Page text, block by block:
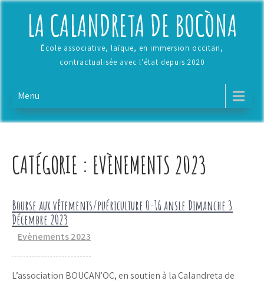
Skip
contentLA CALANDRETA DE BOCÒNA
École associative, laïque, en immersion occitan,
contractualisée avec l'état depuis 2020
Menu
CATÉGORIE : EVÈNEMENTS 2023
Bourse aux vêtements/puériculture 0-16 ansle Dimanche 3
Décembre 2023
Evènements 2023
L’association BOUCAN’OC, en soutien à la Calandreta de